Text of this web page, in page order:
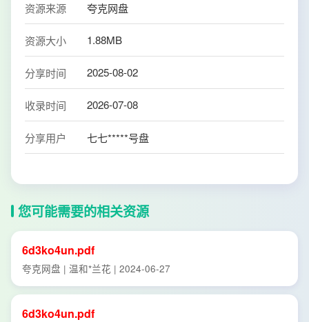
资源来源 夸克网盘
资源大小 1.88MB
分享时间 2025-08-02
收录时间 2026-07-08
分享用户 七七*****号盘
您可能需要的相关资源
6d3ko4un.pdf
夸克网盘 | 温和*兰花 | 2024-06-27
6d3ko4un.pdf